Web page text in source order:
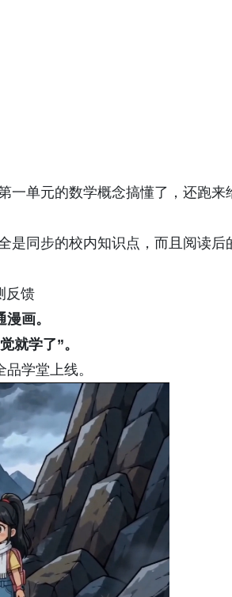
一单元的数学概念搞懂了，还跑来
是同步的校内知识点，而且阅读后
反馈
画。
就学了”。
品学堂上线。